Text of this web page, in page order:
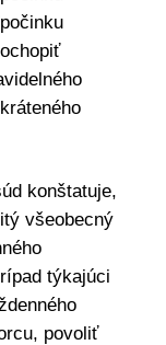
konštatuje,
všeobecný
týkajúci
povoliť